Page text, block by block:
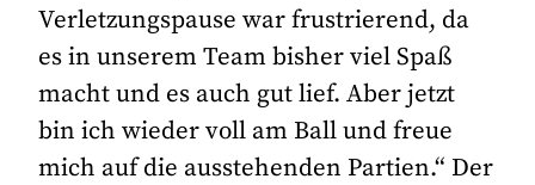
Verletzungspause war frustrierend, da
es in unserem Team bisher viel Spaß
macht und es auch gut lief. Aber jetzt
bin ich wieder voll am Ball und freue
mich auf die ausstehenden Partien.“ Der